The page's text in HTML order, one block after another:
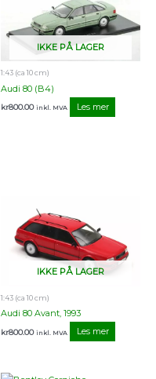
IKKE PÅ LAGER
1:43 (ca 10 cm)
Audi 80 (B4)
kr800.00 inkl. MVA Les mer
IKKE PÅ LAGER
1:43 (ca 10 cm)
Audi 80 Avant, 1993
kr800.00 inkl. MVA Les mer